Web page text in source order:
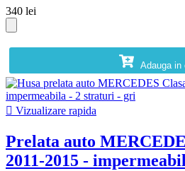
340 lei
Adauga in
 Vizualizare rapida
Prelata auto
2011-2015 -